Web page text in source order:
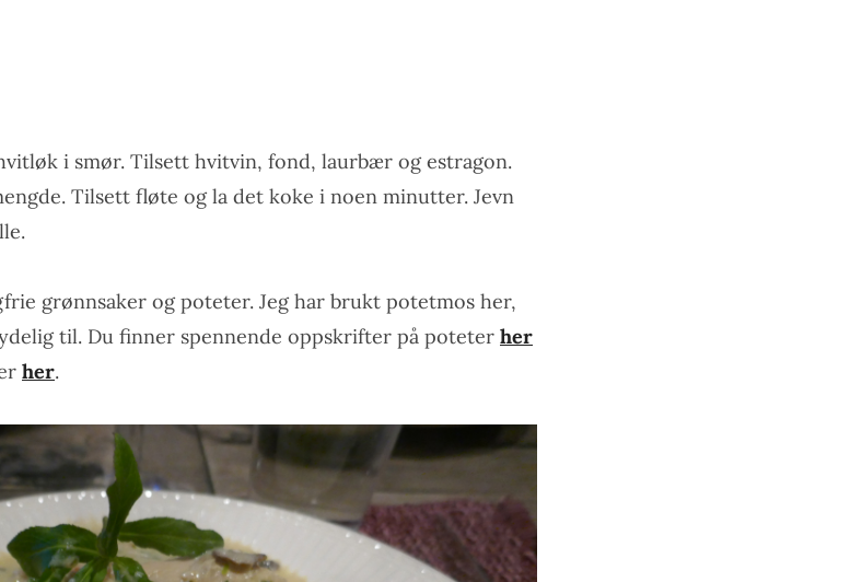
i smør. Tilsett hvitvin, fond, laurbær og estragon.
Tilsett fløte og la det koke i noen minutter. Jevn
grønnsaker og poteter. Jeg har brukt potetmos her,
til. Du finner spennende oppskrifter på poteter her
her.